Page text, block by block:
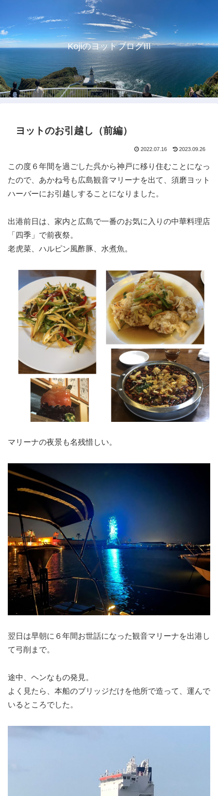
KojiのヨットブログIII
ヨットのお引越し（前編）
2022.07.16 2023.09.26
この度６年間を過ごした呉から神戸に移り住むことになっ
たので、あかね号も広島観音マリーナを出て、須磨ヨット
ハーバーにお引越しすることになりました。
出港前日は、家内と広島で一番のお気に入りの中華料理店
「四季」で前夜祭。
老虎菜、ハルピン風酢豚、水煮魚。
マリーナの夜景も名残惜しい。
翌日は早朝に６年間お世話になった観音マリーナを出港し
て弓削まで。
途中、ヘンなもの発見。
よく見たら、本船のブリッジだけを他所で造って、運んで
いるところでした。